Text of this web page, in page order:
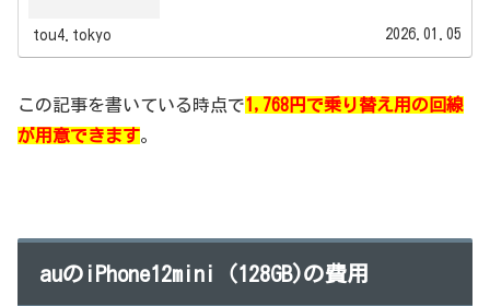
tou4.tokyo 2026.01.05
この記事を書いている時点で1,768円で乗り替え用の回線
が用意できます。
auのiPhone12mini（128GB)の費用